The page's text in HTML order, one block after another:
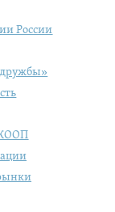
России
КООП